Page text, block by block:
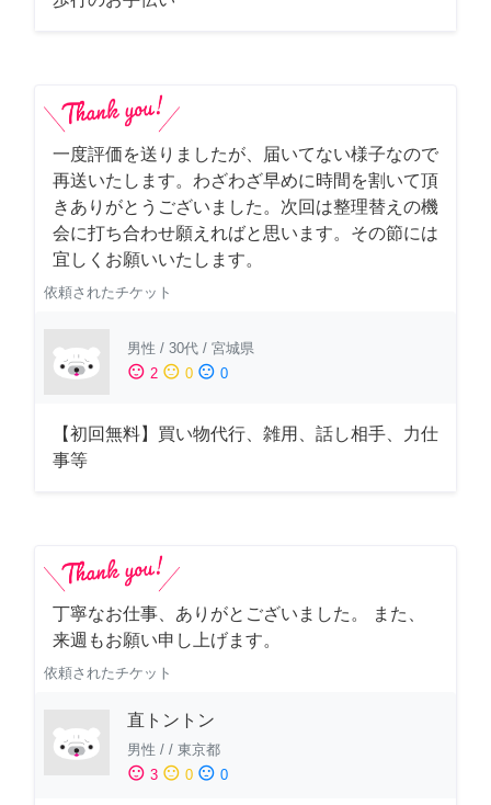
一度評価を送りましたが、届いてない様子なので
再送いたします。わざわざ早めに時間を割いて頂
きありがとうございました。次回は整理替えの機
会に打ち合わせ願えればと思います。その節には
宜しくお願いいたします。
依頼されたチケット
男性 / 30代 / 宮城県
sentiment_satisfied 2 sentiment_neutral 0 sentiment_dissatisfied 0
【初回無料】買い物代行、雑用、話し相手、力仕
事等
丁寧なお仕事、ありがとございました。 また、
来週もお願い申し上げます。
依頼されたチケット
直トントン
男性 / / 東京都
sentiment_satisfied 3 sentiment_neutral 0 sentiment_dissatisfied 0